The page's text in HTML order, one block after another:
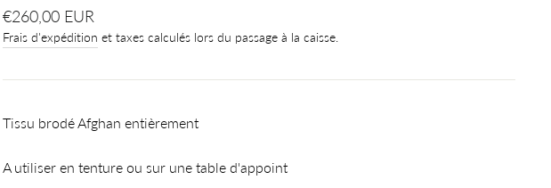
Prix
régulier
€260,00 EUR
Frais d'expédition et taxes calculés lors du passage à la caisse.
Tissu brodé Afghan entièrement
A utiliser en tenture ou sur une table d'appoint